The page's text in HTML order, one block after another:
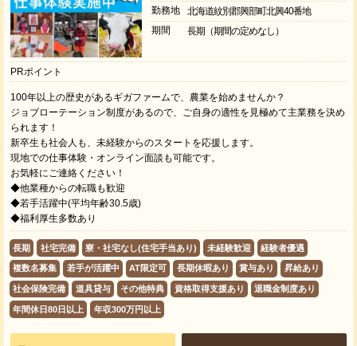
勤務地
北海道紋別郡興部町北興40番地
期間
長期（期間の定めなし）
PRポイント
100年以上の歴史があるギガファームで、農業を始めませんか？
ジョブローテーション制度があるので、ご自身の適性を見極めて主業務を決め
られます！
新卒生も社会人も、未経験からのスタートを応援します。
現地での仕事体験・オンライン面談も可能です。
お気軽にご連絡ください！
◆他業種からの転職も歓迎
◆若手活躍中(平均年齢30.5歳)
◆福利厚生多数あり
長期 社宅完備 寮・社宅なし(住宅手当あり) 未経験歓迎 経験者優遇
複数名募集 若手が活躍中 AT限定可 長期休暇あり 賞与あり 昇給あり
社会保険完備 道具貸与 その他特典 資格取得支援あり 退職金制度あり
年間休日80日以上 年収300万円以上